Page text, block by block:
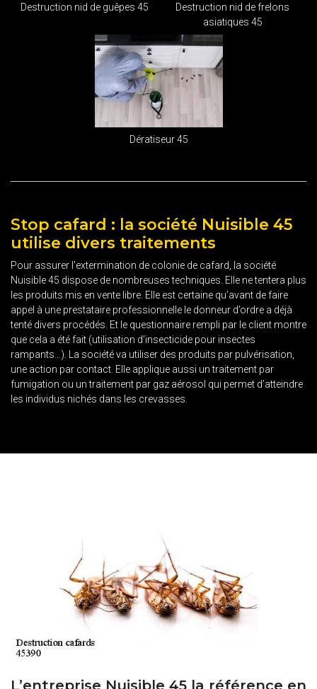
Destruction nid de guêpes 45
Destruction nid de frelons
asiatiques 45
Dératiseur 45
Stop cafard : la société Nuisible 45
utilise divers traitements
Pour assurer l’extermination de colonie de cafard, la société
Nuisible 45 dispose de nombreuses techniques. Elle ne tentera plus
les produits mis en vente libre. Elle est certaine qu’avant de faire
appel à une prestataire professionnelle le donneur d’ordre a déjà
tenté divers procédés. Et le questionnaire rempli par le client montre
que cela a été fait (utilisation d’insecticide pour insectes
rampants…). La société va utiliser des produits par pulvérisation,
une action par contact. Elle applique aussi un traitement par
fumigation ou un traitement par gaz aérosol qui permet d’atteindre
les individus nichés dans les crevasses.
L’entreprise Nuisible 45 la référence en